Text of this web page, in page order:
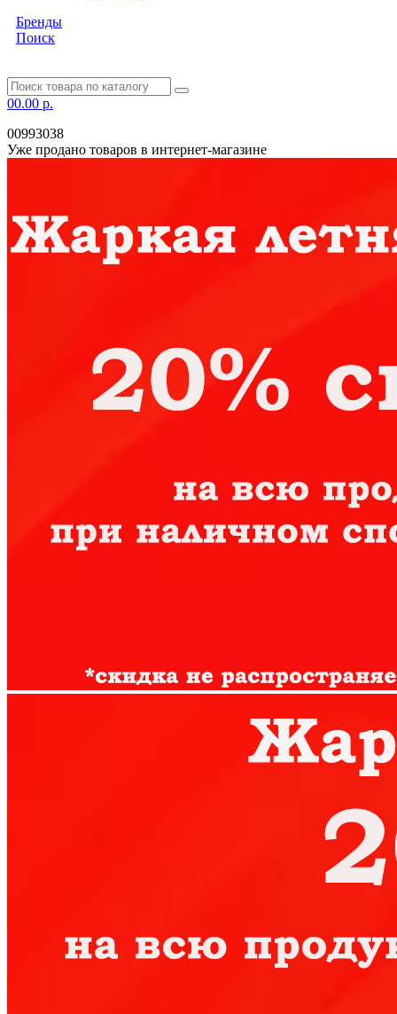
Бренды
Поиск
00.00 р.
00993038
Уже продано товаров в интернет-магазине